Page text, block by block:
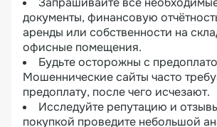
документы, финансовую
аренды или собственности на
офисные помещения.
Будьте осторожны с
Мошеннические сайты часто
предоплату, после чего исчезают.
Исследуйте репутацию и
покупкой проведите небольшой